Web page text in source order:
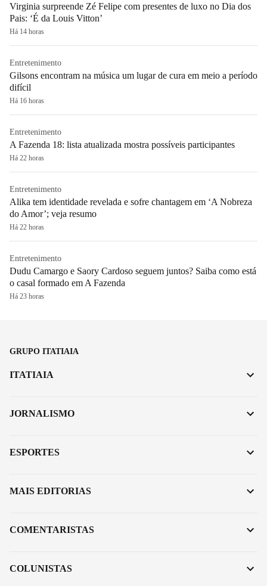
Virginia surpreende Zé Felipe com presentes de luxo no Dia dos
Pais: ‘É da Louis Vitton’
Há 14 horas
Entretenimento
Gilsons encontram na música um lugar de cura em meio a período
difícil
Há 16 horas
Entretenimento
A Fazenda 18: lista atualizada mostra possíveis participantes
Há 22 horas
Entretenimento
Alika tem identidade revelada e sofre chantagem em ‘A Nobreza
do Amor’; veja resumo
Há 22 horas
Entretenimento
Dudu Camargo e Saory Cardoso seguem juntos? Saiba como está
o casal formado em A Fazenda
Há 23 horas
GRUPO ITATIAIA
ITATIAIA
JORNALISMO
ESPORTES
MAIS EDITORIAS
COMENTARISTAS
COLUNISTAS